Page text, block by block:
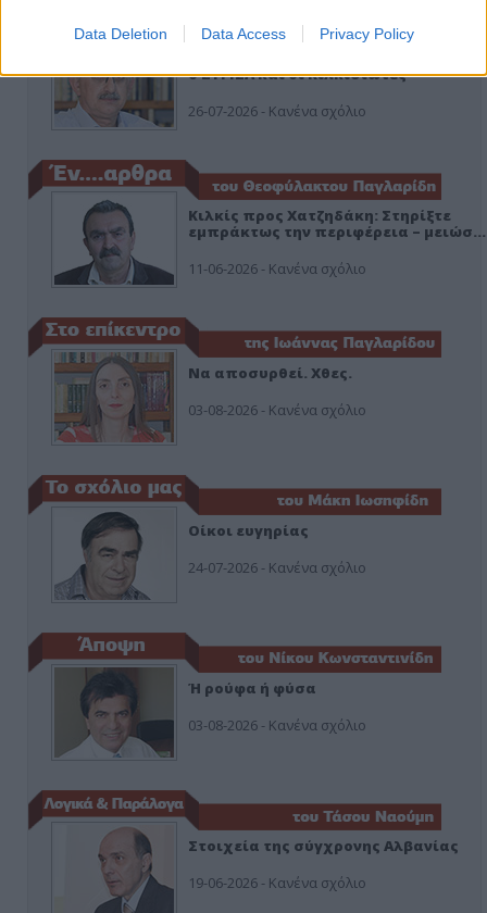
Data Deletion Data Access Privacy Policy
ο ΣΥΡΙΖΑ και οι Κιλκισιώτες
26-07-2026 - Κανένα σχόλιο
Κιλκίς προς Χατζηδάκη: Στηρίξτε
εμπράκτως την περιφέρεια – μειώσ…
11-06-2026 - Κανένα σχόλιο
Να αποσυρθεί. Χθες.
03-08-2026 - Κανένα σχόλιο
Οίκοι ευγηρίας
24-07-2026 - Κανένα σχόλιο
Ή ρούφα ή φύσα
03-08-2026 - Κανένα σχόλιο
Στοιχεία της σύγχρονης Αλβανίας
19-06-2026 - Κανένα σχόλιο